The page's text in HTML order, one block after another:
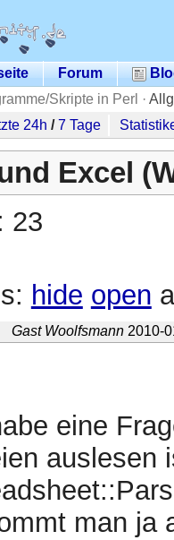
Forum
Skripte in Perl ·
24h /7 Tage
Excel
23
hide open
Gast Woolfsmann 2010-
eine
auslesen
man ja